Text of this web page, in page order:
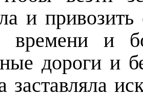
и привозить
времени и
дороги и